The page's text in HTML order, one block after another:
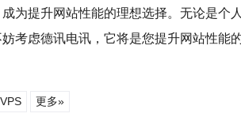
为提升网站性能的理想选择。无论是个
考虑德讯电讯，它将是您提升网站性能的
更多»